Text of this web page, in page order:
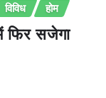
विविध होम
सजेगा